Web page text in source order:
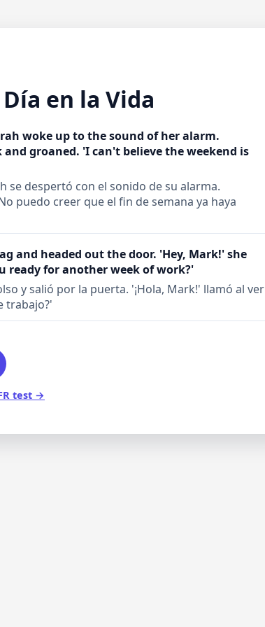
en la Vida
woke up to the sound of her alarm.
groaned. 'I can't believe the weekend is
se despertó con el sonido de su alarma.
puedo creer que el fin de semana ya haya
and headed out the door. 'Hey, Mark!' she
ready for another week of work?'
y salió por la puerta. '¡Hola, Mark!' llamó al ver
trabajo?'
test →